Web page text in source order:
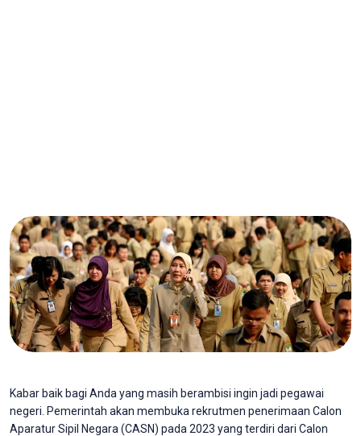
Kabar baik bagi Anda yang masih berambisi ingin jadi pegawai
negeri. Pemerintah akan membuka rekrutmen penerimaan Calon
Aparatur Sipil Negara (CASN) pada 2023 yang terdiri dari Calon